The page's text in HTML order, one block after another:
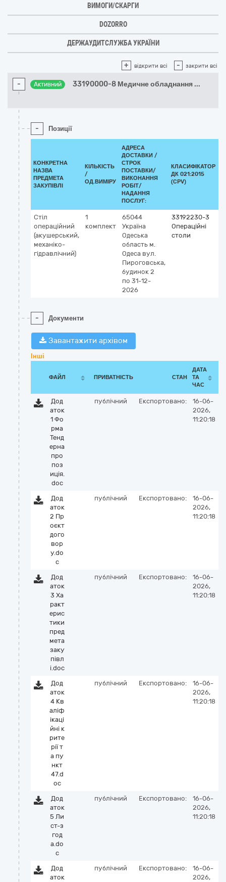
ВИМОГИ/СКАРГИ
DOZORRO
ДЕРЖАУДИТСЛУЖБА УКРАЇНИ
+ відкрити всі - закрити всі
- Активний 33190000-8 Медичне обладнання ...
- Позиції
КОНКРЕТНА
НАЗВА
ПРЕДМЕТА
ЗАКУПІВЛІ
КІЛЬКІСТЬ
/
ОД.ВИМІРУ
АДРЕСА
ДОСТАВКИ /
СТРОК
ПОСТАВКИ/
ВИКОНАННЯ
РОБІТ/
НАДАННЯ
ПОСЛУГ:
КЛАСИФІКАТОР
ДК 021:2015
(CPV)
Стіл
операційний
(акушерський,
механіко-
гідравлічний)
1
комплект
65044
Україна
Одеська
область м.
Одеса вул.
Пироговська,
будинок 2
по 31-12-
2026
33192230-3
Операційні
столи
- Документи
Завантажити архівом
Інші
ФАЙЛ ПРИВАТНІСТЬ СТАН
ДАТА
ТА
ЧАС
Дод
аток
1 Фо
рма
Тенд
ерна
про
поз
иція.
doc
публічний Експортовано:
16-06-
2026,
11:20:18
Дод
аток
2 Пр
оєкт
дого
вор
у.do
c
публічний Експортовано:
16-06-
2026,
11:20:18
Дод
аток
3 Ха
ракт
ерис
тики
пред
мета
заку
півл
і.doc
публічний Експортовано:
16-06-
2026,
11:20:18
Дод
аток
4 Кв
аліф
ікаці
йні к
рите
рії т
а пу
нкт
47.d
oc
публічний Експортовано:
16-06-
2026,
11:20:18
Дод
аток
5 Ли
ст-з
год
а.do
c
публічний Експортовано:
16-06-
2026,
11:20:18
Дод
аток
публічний Експортовано:
16-06-
2026,